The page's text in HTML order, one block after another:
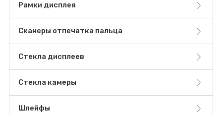
Рамки дисплея
Сканеры отпечатка пальца
Стекла дисплеев
Стекла камеры
Шлейфы